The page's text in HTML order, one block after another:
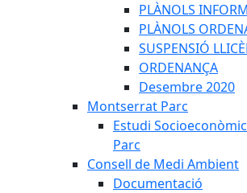
PLÀNOLS
PLÀNOLS
SUSPENSIÓ
ORDENANÇA
Desembre 2020
Montserrat Parc
Estudi
Parc
Consell de Medi Ambient
Documentació